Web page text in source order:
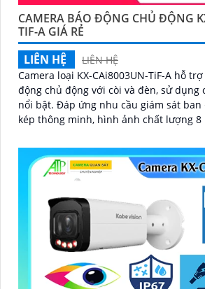
CAMERA BÁO ĐỘNG CHỦ ĐỘNG
TIF-A GIÁ RẺ
LIÊN HỆ
LIÊN HỆ
Camera loại KX-CAi8003UN-TiF-A hỗ
động chủ động với còi và đèn, sử dụng
nổi bật. Đáp ứng nhu cầu giám sát ban đêm với ánh sáng
kép thông minh, hình ảnh chất lượng 8